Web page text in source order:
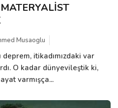
Musaoglu
itikadımızdaki var
O kadar dünyevileştik ki,
varmışça...